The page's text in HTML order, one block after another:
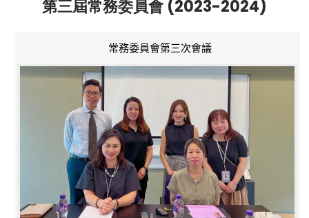
第三屆常務委員會 (2023-2024)
常務委員會第三次會議